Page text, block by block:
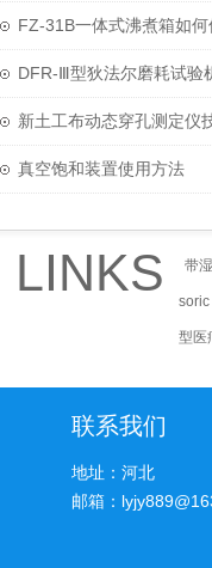
结构
FZ-31B一体式沸煮箱如何
用与维护？
DFR-Ⅲ型狄法尔磨耗试验
技术参数
新土工布动态穿孔测定仪
术参数
真空饱和装置使用方法
LINKS 带
soric
型医
联系我们
地址：河北
邮箱：